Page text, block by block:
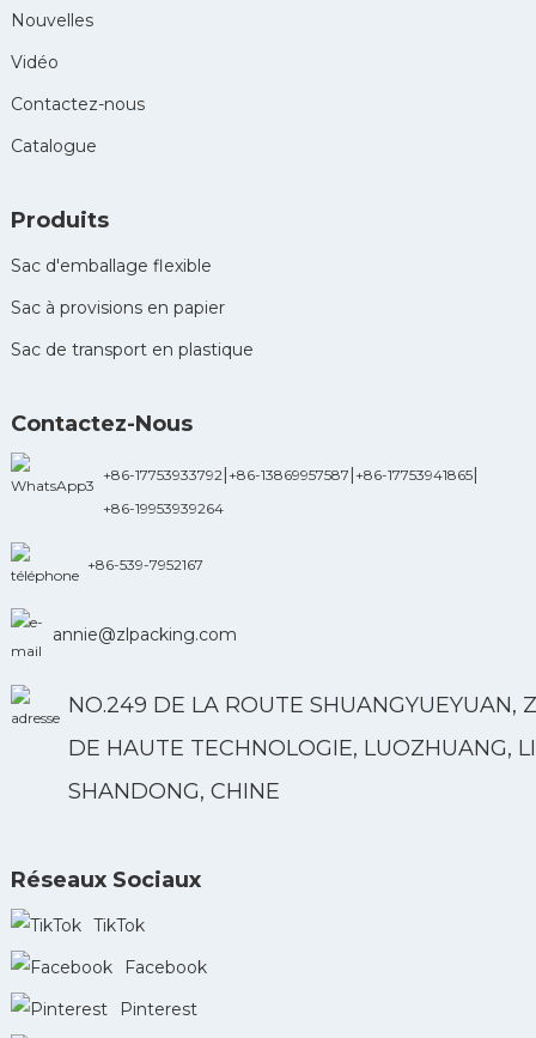
Nouvelles
Vidéo
Contactez-nous
Catalogue
Produits
Sac d'emballage flexible
Sac à provisions en papier
Sac de transport en plastique
Contactez-Nous
+86-17753933792| +86-13869957587 | +86-17753941865|
+86-19953939264
+86-539-7952167
annie@zlpacking.com
NO.249 DE LA ROUTE SHUANGYUEYUAN,
DE HAUTE TECHNOLOGIE, LUOZHUANG,
SHANDONG, CHINE
Réseaux Sociaux
TikTok
Facebook
Pinterest